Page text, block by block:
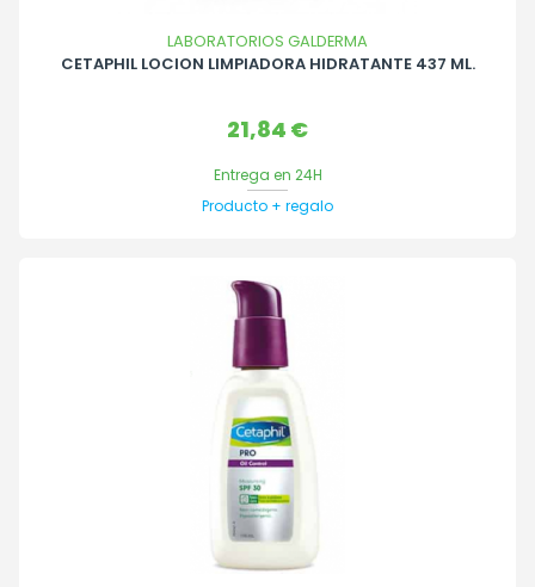
LABORATORIOS GALDERMA
CETAPHIL LOCION LIMPIADORA HIDRATANTE 437 ML.
Precio
21,84 €
Entrega en 24H
Producto + regalo